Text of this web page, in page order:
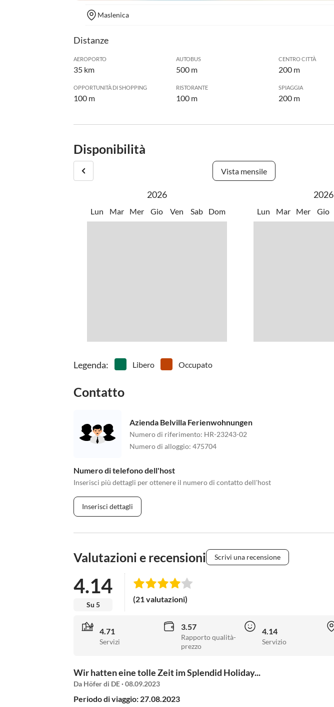
Maslenica
Distanze
AEROPORTO
35 km
AUTOBUS
500 m
CENTRO CITTÀ
200 m
OPPORTUNITÀ DI SHOPPING
100 m
RISTORANTE
100 m
SPIAGGIA
200 m
Disponibilità
Vista mensile
2026
Lun Mar Mer Gio Ven Sab Dom
2026
Lun Mar Mer Gio
Legenda: Libero Occupato
Contatto
Azienda Belvilla Ferienwohnungen
Numero di riferimento: HR-23243-02
Numero di alloggio: 475704
Numero di telefono dell'host
Inserisci più dettagli per ottenere il numero di contatto dell'host
Inserisci dettagli
Valutazioni e recensioni Scrivi una recensione
4.14
Su 5
(21 valutazioni)
4.71
Servizi
3.57
Rapporto qualità-
prezzo
4.14
Servizio
Wir hatten eine tolle Zeit im Splendid Holiday...
Da Höfer di DE · 08.09.2023
Periodo di viaggio: 27.08.2023